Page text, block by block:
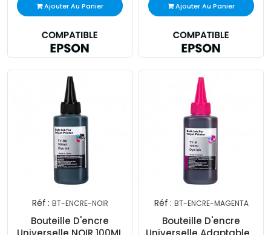
Ajouter Au Panier Ajouter Au Panier
Réf : BT-ENCRE-NOIR
Bouteille D'encre
Réf : BT-ENCRE-MAGENTA
Bouteille D'encre